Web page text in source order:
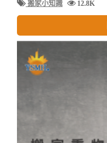
搬家小知識 12.8K